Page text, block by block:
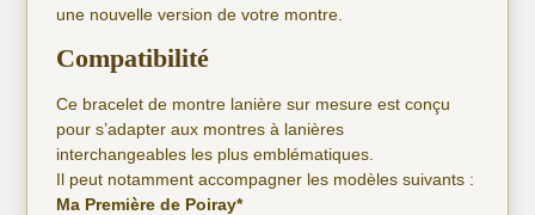
une nouvelle version de votre montre.
Compatibilité
Ce bracelet de montre lanière sur mesure est conçu
pour s’adapter aux montres à lanières
interchangeables les plus emblématiques.
Il peut notamment accompagner les modèles suivants :
Ma Première de Poiray*